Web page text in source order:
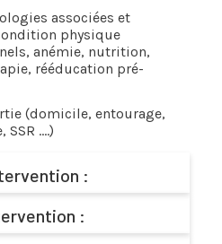
associées et
physique
anémie, nutrition,
rééducation pré-
(domicile, entourage,
….)
:
: